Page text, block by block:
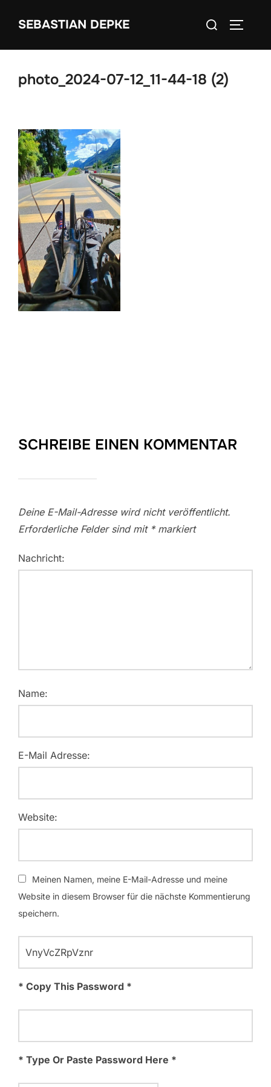
InhaltSEBASTIAN DEPKE
Suchen
photo_2024-07-12_11-44-18 (2)
SCHREIBE EINEN KOMMENTAR
Deine E-Mail-Adresse wird nicht veröffentlicht.
Erforderliche Felder sind mit *markiert
Nachricht:
Name:
E-Mail Adresse:
Website:
Meinen Namen, meine E-Mail-Adresse und meine
Website in diesem Browser für die nächste Kommentierung
speichern.
* Copy This Password *
* Type Or Paste Password Here *